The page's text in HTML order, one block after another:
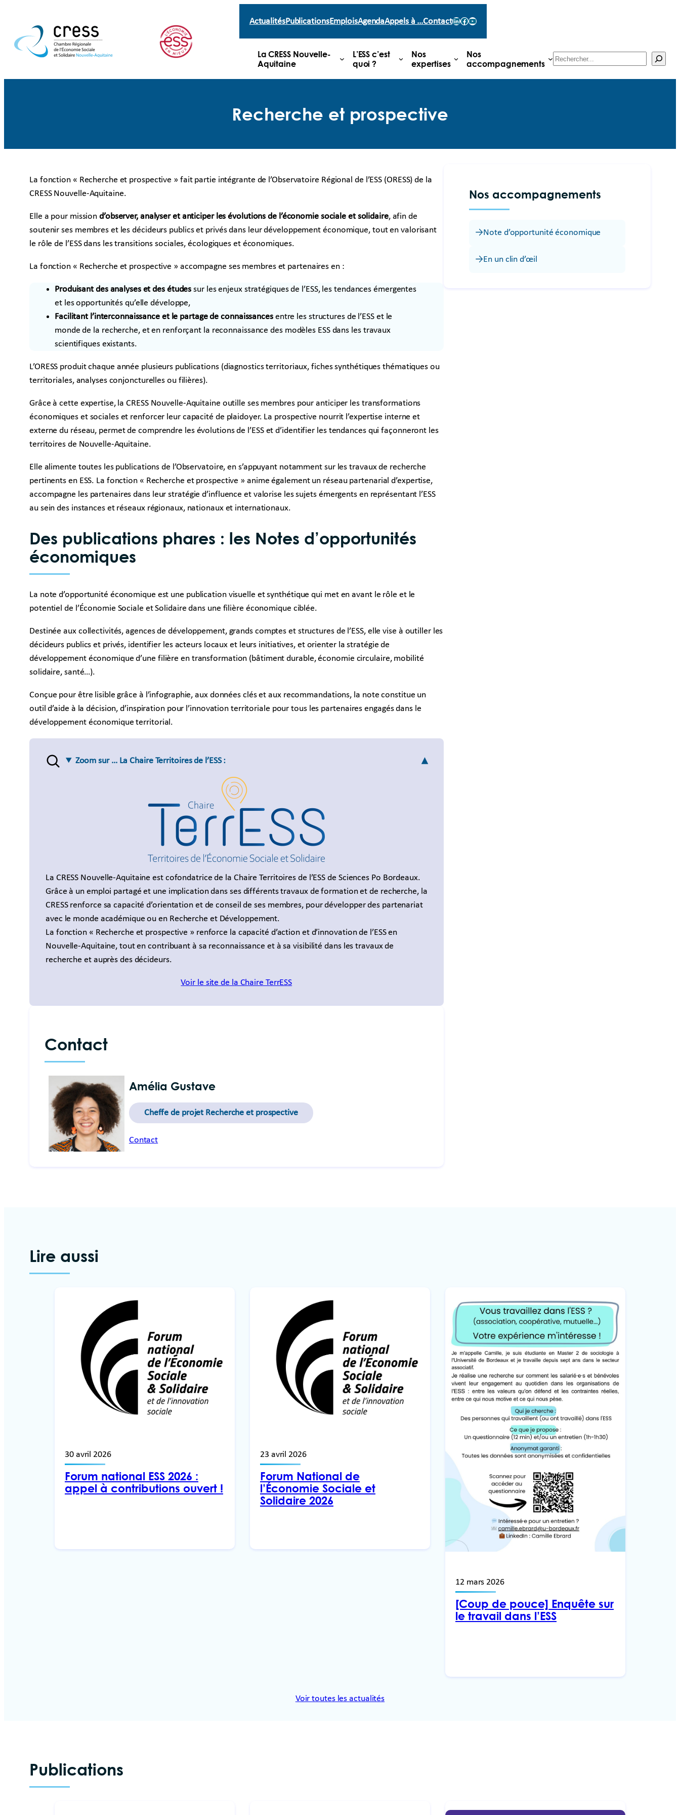
contenu
ActualitésPublicationsEmploisAgendaAppels à …ContactLinkedIn
Facebook
YouTube
La CRESS Nouvelle-
Aquitaine
L’ESS c’est
quoi ?
Nos
expertises
Nos
accompagnements
Rechercher
Recherche et prospective
La fonction « Recherche et prospective » fait partie intégrante de l’Observatoire Régional de l’ESS (ORESS) de la
CRESS Nouvelle-Aquitaine.
Elle a pour mission d’observer, analyser et anticiper les évolutions de l’économie sociale et solidaire, afin de
soutenir ses membres et les décideurs publics et privés dans leur développement économique, tout en valorisant
le rôle de l’ESS dans les transitions sociales, écologiques et économiques.
La fonction « Recherche et prospective » accompagne ses membres et partenaires en :
Produisant des analyses et des étudessur les enjeux stratégiques de l’ESS, les tendances émergentes
et les opportunités qu’elle développe,
Facilitant l’interconnaissance et le partage de connaissancesentre les structures de l’ESS et le
monde de la recherche, et en renforçant la reconnaissance des modèles ESS dans les travaux
scientifiques existants.
L’ORESS produit chaque année plusieurs publications (diagnostics territoriaux, fiches synthétiques thématiques ou
territoriales, analyses conjoncturelles ou filières).
Grâce à cette expertise, la CRESS Nouvelle-Aquitaine outille ses membres pour anticiper les transformations
économiques et sociales et renforcer leur capacité de plaidoyer. La prospective nourrit l’expertise interne et
externe du réseau, permet de comprendre les évolutions de l’ESS et d’identifier les tendances qui façonneront les
territoires de Nouvelle-Aquitaine.
Elle alimente toutes les publications de l’Observatoire, en s’appuyant notamment sur les travaux de recherche
pertinents en ESS. La fonction « Recherche et prospective » anime également un réseau partenarial d’expertise,
accompagne les partenaires dans leur stratégie d’influence et valorise les sujets émergents en représentant l’ESS
au sein des instances et réseaux régionaux, nationaux et internationaux.
Des publications phares : les Notes d’opportunités
économiques
La note d’opportunité économique est une publication visuelle et synthétique qui met en avant le rôle et le
potentiel de l’Économie Sociale et Solidaire dans une filière économique ciblée.
Destinée aux collectivités, agences de développement, grands comptes et structures de l’ESS, elle vise à outiller les
décideurs publics et privés, identifier les acteurs locaux et leurs initiatives, et orienter la stratégie de
développement économique d’une filière en transformation (bâtiment durable, économie circulaire, mobilité
solidaire, santé…).
Conçue pour être lisible grâce à l’infographie, aux données clés et aux recommandations, la note constitue un
outil d’aide à la décision, d’inspiration pour l’innovation territoriale pour tous les partenaires engagés dans le
développement économique territorial.
Zoom sur … La Chaire Territoires de l’ESS :
La CRESS Nouvelle-Aquitaine est cofondatrice de la Chaire Territoires de l’ESS de Sciences Po Bordeaux.
Grâce à un emploi partagé et une implication dans ses différents travaux de formation et de recherche, la
CRESS renforce sa capacité d’orientation et de conseil de ses membres, pour développer des partenariat
avec le monde académique ou en Recherche et Développement.
La fonction « Recherche et prospective » renforce la capacité d’action et d’innovation de l’ESS en
Nouvelle-Aquitaine, tout en contribuant à sa reconnaissance et à sa visibilité dans les travaux de
recherche et auprès des décideurs.
Voir le site de la Chaire TerrESS
Contact
Amélia Gustave
Cheffe de projet Recherche et prospective
Contact
Nos accompagnements
Note d’opportunité économique
En un clin d’œil
Lire aussi
30 avril 2026
Forum national ESS 2026 :
appel à contributions ouvert !
23 avril 2026
Forum National de
l’Économie Sociale et
Solidaire 2026
12 mars 2026
[Coup de pouce] Enquête sur
le travail dans l’ESS
Voir toutes les actualités
Publications